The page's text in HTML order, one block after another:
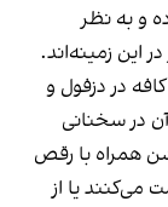
و به نظر
این زمینه‌اند.
در دزفول و
در سخنانی
همراه با رقص
می‌کنند یا از